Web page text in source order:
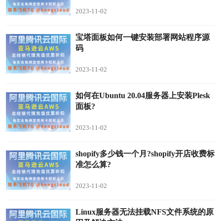
2023-11-02
宝塔面板如何一键安装部署网站程序源
码
2023-11-02
如何在Ubuntu 20.04服务器上安装Plesk
面板?
2023-11-02
shopify多少钱一个月?shopify开店收费标
准怎么算?
2023-11-02
Linux服务器无法挂载NFS文件系统的原